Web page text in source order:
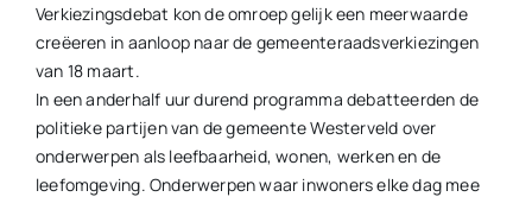
Verkiezingsdebat kon de omroep gelijk een meerwaarde
creëeren in aanloop naar de gemeenteraadsverkiezingen
van 18 maart.
In een anderhalf uur durend programma debatteerden de
politieke partijen van de gemeente Westerveld over
onderwerpen als leefbaarheid, wonen, werken en de
leefomgeving. Onderwerpen waar inwoners elke dag mee